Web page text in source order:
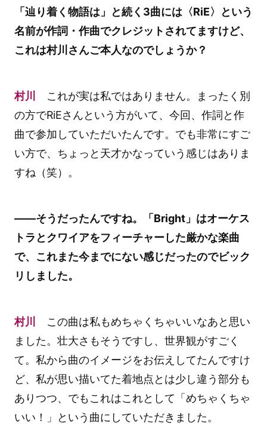
「辿り着く物語は」と続く3曲には〈RiE〉という
名前が作詞・作曲でクレジットされてますけど、
これは村川さんご本人なのでしょうか？
村川
これが実は私ではありません。まったく別
の方でRiEさんという方がいて、今回、作詞と作
曲で参加していただいたんです。でも非常にすご
い方で、ちょっと天才かなっていう感じはありま
すね（笑）。
――そうだったんですね。「Bright」はオーケス
トラとクワイアをフィーチャーした厳かな楽曲
で、これまた今までにない感じだったのでビック
リしました。
村川
この曲は私もめちゃくちゃいいなあと思い
ました。壮大さもそうですし、世界観がすごく
て。私から曲のイメージをお伝えしてたんですけ
ど、私が思い描いてた着地点とは少し違う部分も
ありつつ、でもこれはこれとして「めちゃくちゃ
いい！」という曲にしていただきました。